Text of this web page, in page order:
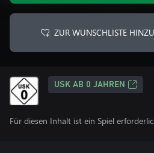
ZUR WUNSCHLISTE
USK AB 0 JAHREN
Für diesen Inhalt ist ein Spiel